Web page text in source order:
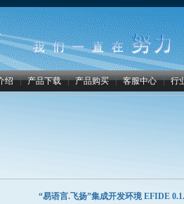
绍 | 产品下载 | 产品购买 | 客服中心 | 行
“易语言.飞扬”集成开发环境 EFIDE